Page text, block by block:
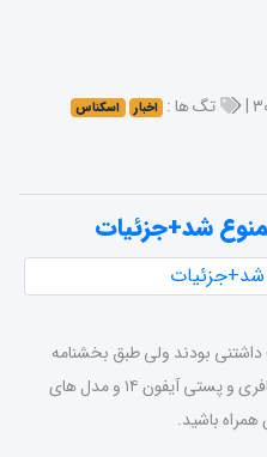
تگ ها : اخبار
اسکناس
بودند ولی طبق بخشنامه
گمرک جمهوری اسلامی ایران ورود مسافری و پستی آیفون ۱۴ و مدل های
همراه باشید.